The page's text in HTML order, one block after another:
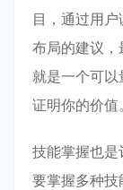
目，通过用
布局的建议
就是一个可
证明你的价值。
技能掌握也
要掌握多种